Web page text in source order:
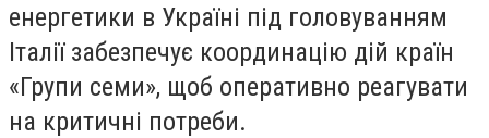
енергетики в Україні під головуванням
Італії забезпечує координацію дій країн
«Групи семи», щоб оперативно реагувати
на критичні потреби.